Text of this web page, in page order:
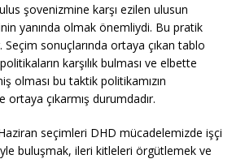
şovenizmine karşı ezilen ulusun
yanında olmak önemliydi. Bu pratik
sonuçlarında ortaya çıkan tablo
karşılık bulması ve elbette
olması bu taktik politikamızın
çıkarmış durumdadır.
seçimleri DHD mücadelemizde işçi
buluşmak, ileri kitleleri örgütlemek ve